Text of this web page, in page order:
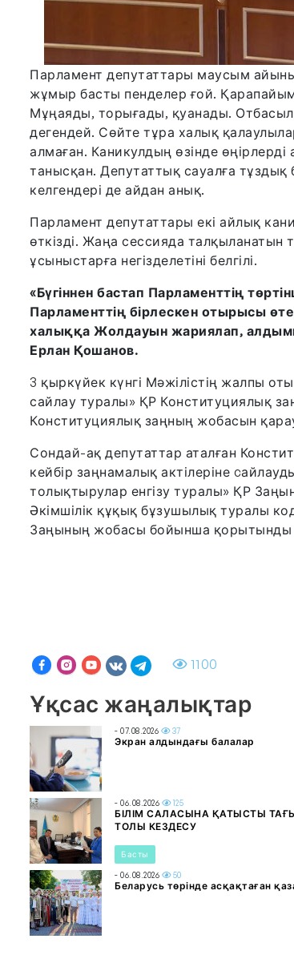
Парламент депутаттары маусым
жұмыр басты пенделер ғой.
Мұңаяды, торығады, қуанады.
дегендей. Сөйте тұра халық
алмаған. Каникулдың өзінде
танысқан. Депутаттық сауалға
келгендері де айдан анық.
Парламент депутаттары екі айлық
өткізді. Жаңа сессияда талқыланатын
ұсыныстарға негізделетіні белгілі.
«Бүгіннен бастап Парламенттің
Парламенттің бірлескен отырысы
халыққа Жолдауын жариялап,
Ерлан Қошанов.
3 қыркүйек күнгі Мәжілістің жалпы
сайлау туралы» ҚР Конституциялық
Конституциялық заңның жобасын
Сондай-ақ депутаттар аталған
кейбір заңнамалық актілеріне
толықтырулар енгізу туралы» ҚР
Әкімшілік құқық бұзушылық туралы
Заңының жобасы бойынша қорытынды
1100
Ұқсас жаңалықтар
- 07.08.2026 37
Экран алдындағы балалар
- 06.08.2026 125
БІЛІМ САЛАСЫНА ҚАТЫСТЫ
ТОЛЫ КЕЗДЕСУ
Басты
- 06.08.2026 50
Беларусь төрінде асқақтаған